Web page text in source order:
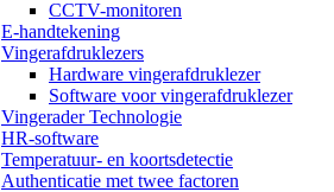
CCTV-monitoren
E-handtekening
Vingerafdruklezers
Hardware vingerafdruklezer
Software voor vingerafdruklezer
Vingerader Technologie
HR-software
Temperatuur- en koortsdetectie
Authenticatie met twee factoren